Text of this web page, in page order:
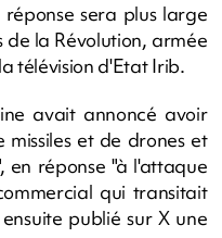
sera plus large
de la Révolution, armée
télévision d'Etat Irib.
avait annoncé avoir
et de drones et
en réponse "à l'attaque
qui transitait
publié sur X une